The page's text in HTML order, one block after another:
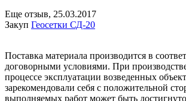
Еще отзыв, 25.03.2017
Закуп Геосетки СД-20
Поставка материала производится в
договорными условиями. При
процессе эксплуатации возведенных
зарекомендовали себя с положительной
выполняемых работ может быть